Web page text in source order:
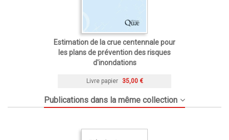
Estimation de la crue centennale pour
les plans de prévention des risques
d'inondations
Livre papier 35,00 €
Publications dans la même collection